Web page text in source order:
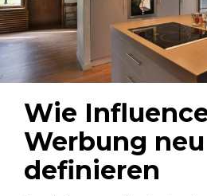
Wie
Werbung neu
definieren